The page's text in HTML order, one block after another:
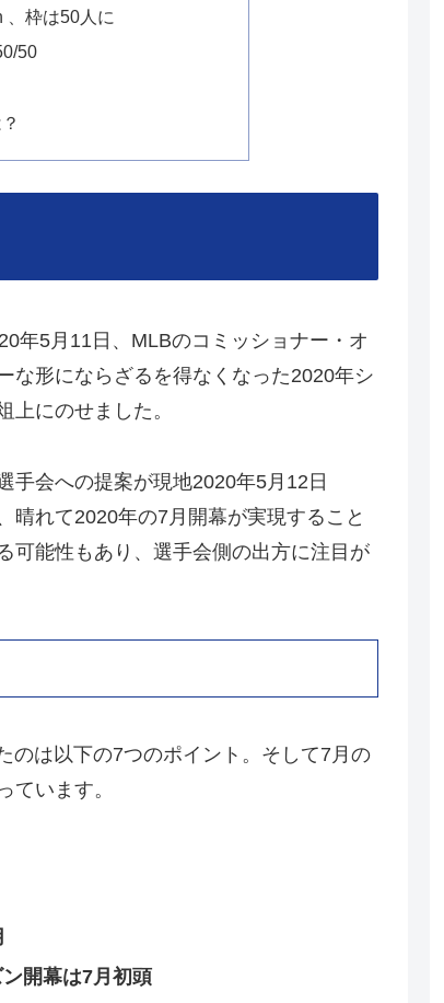
、枠は50人に
50
年5月11日、MLBのコミッショナー・オ
な形にならざるを得なくなった2020年シ
上にのせました。
会への提案が現地2020年5月12日
晴れて2020年の7月開幕が実現すること
可能性もあり、選手会側の出方に注目が
は以下の7つのポイント。そして7月の
ています。
開幕は7月初頭